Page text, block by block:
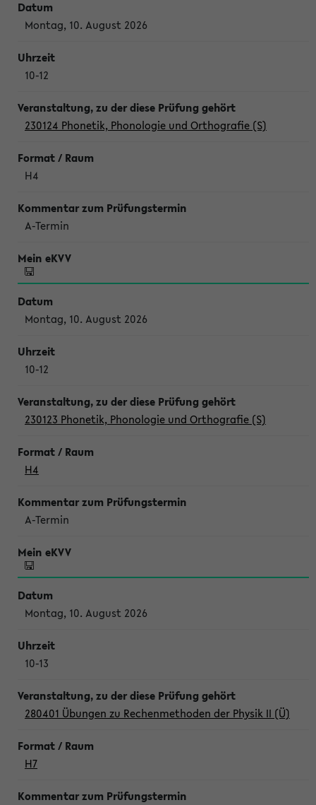
Montag, 10. August 2026
10-12
230124 Phonetik, Phonologie und Orthografie (S)
H4
A-Termin
Montag, 10. August 2026
10-12
230123 Phonetik, Phonologie und Orthografie (S)
H4
A-Termin
Montag, 10. August 2026
10-13
280401 Übungen zu Rechenmethoden der Physik II (Ü)
H7